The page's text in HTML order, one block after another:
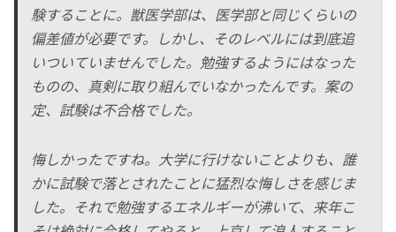
験することに。獣医学部は、医学部と同じくらいの
偏差値が必要です。しかし、そのレベルには到底追
いついていませんでした。勉強するようにはなった
ものの、真剣に取り組んでいなかったんです。案の
定、試験は不合格でした。
悔しかったですね。大学に行けないことよりも、誰
かに試験で落とされたことに猛烈な悔しさを感じま
した。それで勉強するエネルギーが沸いて、来年こ